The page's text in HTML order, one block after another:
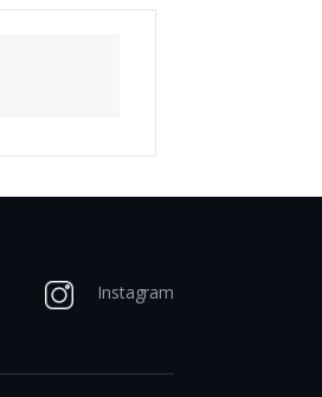
Instagram